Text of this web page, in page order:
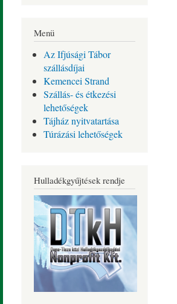
Menü
Az Ifjúsági Tábor
szállásdíjai
Kemencei Strand
Szállás- és étkezési
lehetőségek
Tájház nyitvatartása
Túrázási lehetőségek
Hulladékgyűjtések rendje